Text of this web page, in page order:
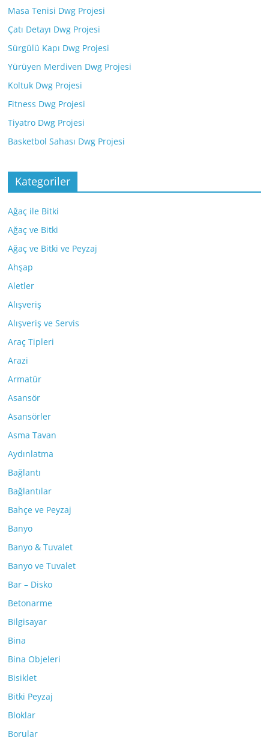
Masa Tenisi Dwg Projesi
Çatı Detayı Dwg Projesi
Sürgülü Kapı Dwg Projesi
Yürüyen Merdiven Dwg Projesi
Koltuk Dwg Projesi
Fitness Dwg Projesi
Tiyatro Dwg Projesi
Basketbol Sahası Dwg Projesi
Kategoriler
Ağaç ile Bitki
Ağaç ve Bitki
Ağaç ve Bitki ve Peyzaj
Ahşap
Aletler
Alışveriş
Alışveriş ve Servis
Araç Tipleri
Arazi
Armatür
Asansör
Asansörler
Asma Tavan
Aydınlatma
Bağlantı
Bağlantılar
Bahçe ve Peyzaj
Banyo
Banyo & Tuvalet
Banyo ve Tuvalet
Bar – Disko
Betonarme
Bilgisayar
Bina
Bina Objeleri
Bisiklet
Bitki Peyzaj
Bloklar
Borular